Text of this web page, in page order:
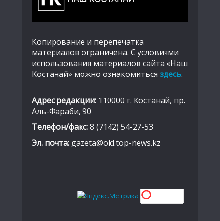
Копирование и перепечатка
материалов ограничена. С условиями
использования материалов сайта «Наш
Костанай» можно ознакомиться здесь.
Адрес редакции: 110000 г. Костанай, пр.
Аль-Фараби, 90
Телефон/факс:8 (7142) 54-27-53
Эл. почта: gazeta@old.top-news.kz